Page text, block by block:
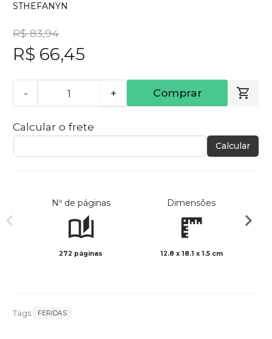
STHEFANYN
R$ 83,94
R$ 66,45
- + Comprar
Calcular o frete
Calcular
Nº de páginas
272 páginas
Dimensões
12.8 x 18.1 x 1.5 cm
Tags: FERIDAS